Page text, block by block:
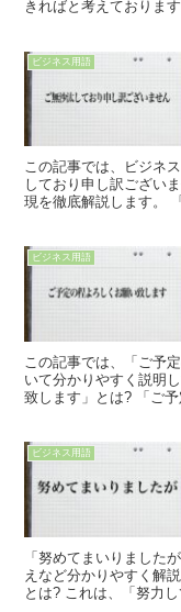
きればと考えておりま
ビジネス用語
この記事では、ビジネ
しており申し訳ござい
現を徹底解説します。
ビジネス用語
この記事では、「ご予
いて分かりやすく説明
致します」とは? 「ご
ビジネス用語
「努めてまいりました
えなど分かりやすく解
とは? これは、「努力